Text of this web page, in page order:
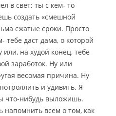
р
л
и
.
А
о
н
и
я
.
в свет: ты с кем- то
создать «смешной
сжатые сроки. Просто
тебе даст дама, о которой
на худой конец, тебе
заработок. Ну или
весомая причина. Ну
и удивить. Я
что-нибудь выложишь.
напомнить всем о том, как